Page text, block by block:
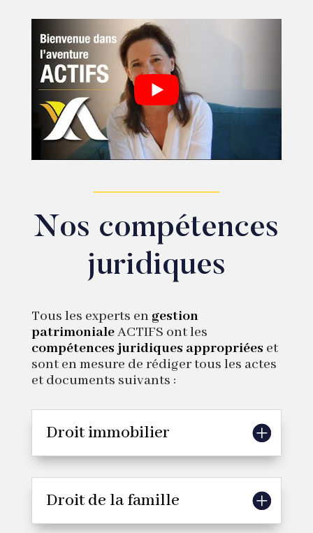
Nos compétences
juridiques
Tous les experts en gestion
patrimonialeACTIFS ont les
compétences juridiques appropriées et
sont en mesure de rédiger tous les actes
et documents suivants :
Droit immobilier
Droit de la famille